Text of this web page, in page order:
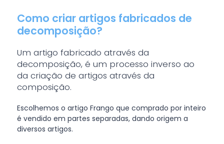
Como criar artigos fabricados de
decomposição?
Um artigo fabricado através da
decomposição, é um processo inverso ao
da criação de artigos através da
composição.
Escolhemos o artigo Frango que comprado por inteiro
é vendido em partes separadas, dando origem a
diversos artigos.